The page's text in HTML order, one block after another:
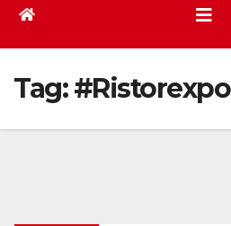
Tag:#Ristorexpo